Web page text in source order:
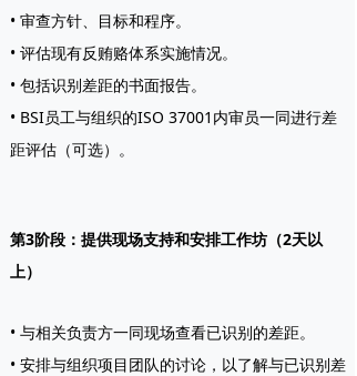
• 审查方针、目标和程序。
• 评估现有反贿赂体系实施情况。
• 包括识别差距的书面报告。
• BSI员工与组织的ISO 37001内审员一同进行差
距评估（可选）。
第3阶段：提供现场支持和安排工作坊（2天以
上）
• 与相关负责方一同现场查看已识别的差距。
• 安排与组织项目团队的讨论，以了解与已识别差